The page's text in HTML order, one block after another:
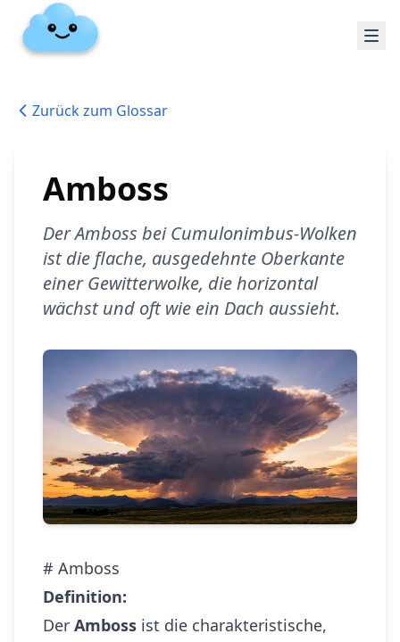
Zurück zum Glossar
Amboss
Der Amboss bei Cumulonimbus-Wolken
ist die flache, ausgedehnte Oberkante
einer Gewitterwolke, die horizontal
wächst und oft wie ein Dach aussieht.
# Amboss
Definition:
Der Amboss ist die charakteristische,